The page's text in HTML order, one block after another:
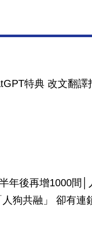
特典 改文翻譯
年後再增1000間│
狗共融」 卻有連